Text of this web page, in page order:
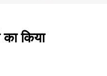
किया